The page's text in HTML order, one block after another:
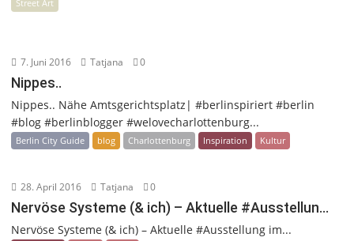
Street Art
7. Juni 2016 Tatjana 0
Nippes..
Nippes.. Nähe Amtsgerichtsplatz| #berlinspiriert #berlin
#blog #berlinblogger #welovecharlottenburg...
Berlin City Guide blog Charlottenburg Inspiration Kultur
28. April 2016 Tatjana 0
Nervöse Systeme (& ich) – Aktuelle #Ausstellun…
Nervöse Systeme (& ich) – Aktuelle #Ausstellung im...